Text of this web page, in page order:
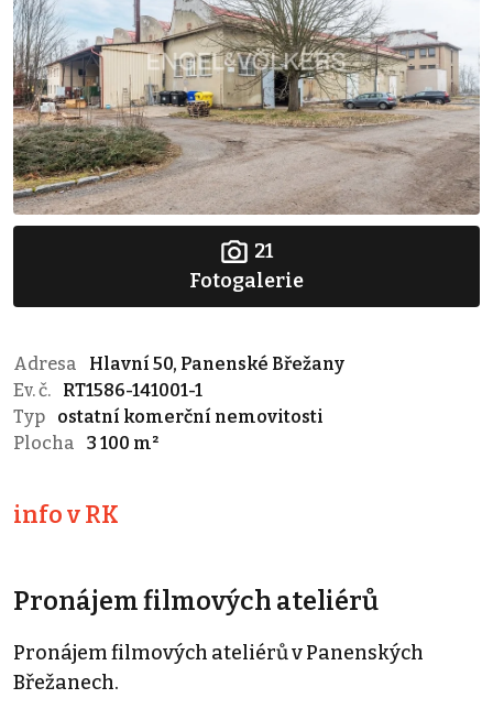
21
Fotogalerie
Adresa
Hlavní 50, Panenské Břežany
Ev. č.
RT1586-141001-1
Typ
ostatní komerční nemovitosti
Plocha
3 100 m²
info v RK
Pronájem filmových ateliérů
Pronájem filmových ateliérů v Panenských
Břežanech.